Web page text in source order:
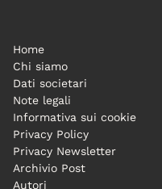
Home
Chi siamo
Dati societari
Note legali
Informativa sui cookie
Privacy Policy
Privacy Newsletter
Archivio Post
Autori